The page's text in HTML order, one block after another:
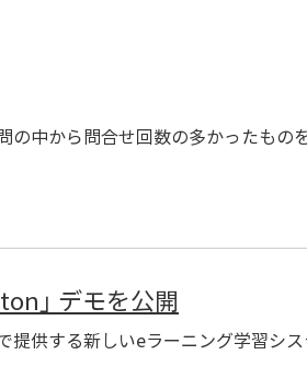
の中から問合せ回数の多かったも
」 デモを公開
供する新しいeラーニング学習シス